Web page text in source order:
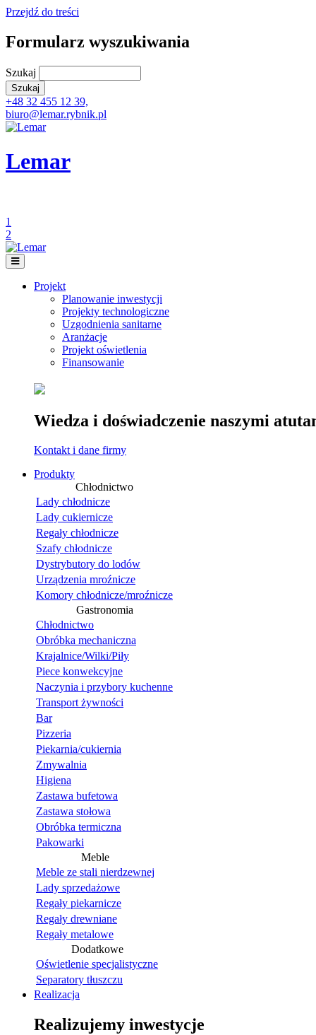
Przejdź do treści
Formularz wyszukiwania
Szukaj
+48 32 455 12 39,
biuro@lemar.rybnik.pl
Lemar
1
2
Projekt
Planowanie inwestycji
Projekty technologiczne
Uzgodnienia sanitarne
Aranżacje
Projekt oświetlenia
Finansowanie
Wiedza i doświadczenie naszymi
Kontakt i dane firmy
Produkty
Chłodnictwo
Lady chłodnicze
Lady cukiernicze
Regały chłodnicze
Szafy chłodnicze
Dystrybutory do lodów
Urządzenia mroźnicze
Komory chłodnicze/mroźnicze
Gastronomia
Chłodnictwo
Obróbka mechaniczna
Krajalnice/Wilki/Piły
Piece konwekcyjne
Naczynia i przybory kuchenne
Transport żywności
Bar
Pizzeria
Piekarnia/cukiernia
Zmywalnia
Higiena
Zastawa bufetowa
Zastawa stołowa
Obróbka termiczna
Pakowarki
Meble
Meble ze stali nierdzewnej
Lady sprzedażowe
Regały piekarnicze
Regały drewniane
Regały metalowe
Dodatkowe
Oświetlenie specjalistyczne
Separatory tłuszczu
Realizacja
Realizujemy inwestycje